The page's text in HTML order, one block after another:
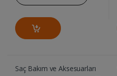
Saç Bakım ve Aksesuarları